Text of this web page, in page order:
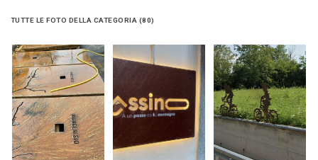
TUTTE LE FOTO DELLA CATEGORIA (80)